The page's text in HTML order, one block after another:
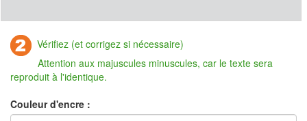
Vérifiez (et corrigez si nécessaire)
Attention aux majuscules minuscules, car le texte sera
reproduit à l'identique.
Couleur d'encre :